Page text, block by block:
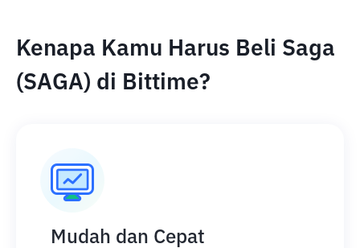
Kenapa Kamu Harus Beli Saga
(SAGA) di Bittime?
Mudah dan Cepat